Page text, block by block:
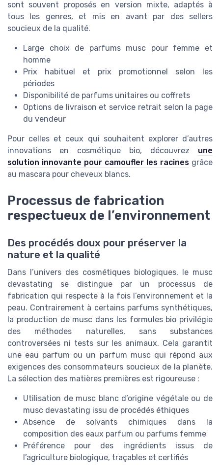
sont souvent proposés en version mixte, adaptés à
tous les genres, et mis en avant par des sellers
soucieux de la qualité.
Large choix de parfums musc pour femme et
homme
Prix habituel et prix promotionnel selon les
périodes
Disponibilité de parfums unitaires ou coffrets
Options de livraison et service retrait selon la page
du vendeur
Pour celles et ceux qui souhaitent explorer d’autres
innovations en cosmétique bio, découvrez une
solution innovante pour camoufler les racines grâce
au mascara pour cheveux blancs.
Processus de fabrication
respectueux de l’environnement
Des procédés doux pour préserver la
nature et la qualité
Dans l’univers des cosmétiques biologiques, le musc
devastating se distingue par un processus de
fabrication qui respecte à la fois l’environnement et la
peau. Contrairement à certains parfums synthétiques,
la production de musc dans les formules bio privilégie
des méthodes naturelles, sans substances
controversées ni tests sur les animaux. Cela garantit
une eau parfum ou un parfum musc qui répond aux
exigences des consommateurs soucieux de la planète.
La sélection des matières premières est rigoureuse :
Utilisation de musc blanc d’origine végétale ou de
musc devastating issu de procédés éthiques
Absence de solvants chimiques dans la
composition des eaux parfum ou parfums femme
Préférence pour des ingrédients issus de
l’agriculture biologique, traçables et certifiés